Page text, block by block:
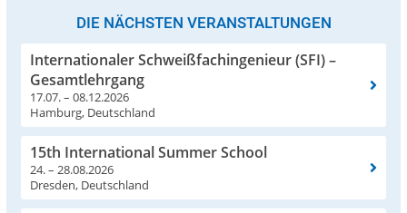
DIE NÄCHSTEN VERANSTALTUNGEN
Internationaler Schweißfachingenieur (SFI) –
Gesamtlehrgang
17.07. – 08.12.2026
Hamburg, Deutschland
15th International Summer School
24. – 28.08.2026
Dresden, Deutschland